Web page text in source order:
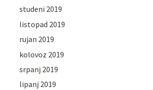
studeni 2019
listopad 2019
rujan 2019
kolovoz 2019
srpanj 2019
lipanj 2019